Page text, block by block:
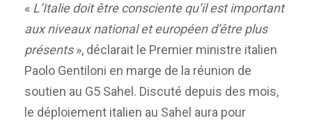
« L’Italie doit être consciente qu’il est important
aux niveaux national et européen d’être plus
présents», déclarait le Premier ministre italien
Paolo Gentiloni en marge de la réunion de
soutien au G5 Sahel. Discuté depuis des mois,
le déploiement italien au Sahel aura pour